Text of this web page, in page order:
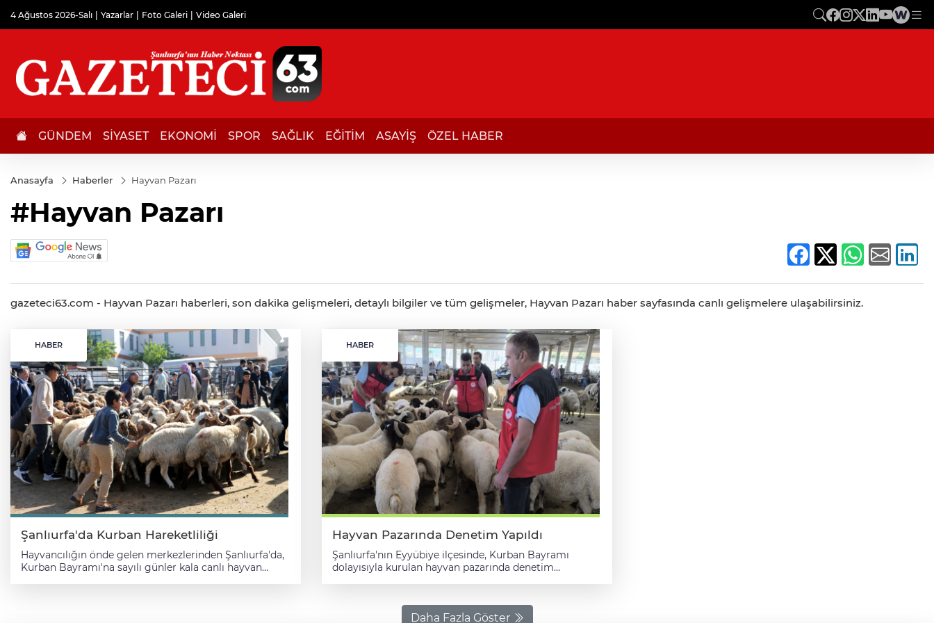
4 Ağustos 2026-Salı Yazarlar Foto Galeri Video Galeri
GÜNDEM SİYASET EKONOMİ SPOR SAĞLIK EĞİTİM ASAYİŞ ÖZEL HABER
Anasayfa Haberler Hayvan Pazarı
#Hayvan Pazarı
gazeteci63.com - Hayvan Pazarı haberleri, son dakika gelişmeleri, detaylı bilgiler ve tüm gelişmeler, Hayvan Pazarı haber sayfasında canlı gelişmelere ulaşabilirsiniz.
HABER
Şanlıurfa'da Kurban Hareketliliği
Hayvancılığın önde gelen merkezlerinden Şanlıurfa'da,
Kurban Bayramı'na sayılı günler kala canlı hayvan
HABER
Hayvan Pazarında Denetim Yapıldı
Şanlıurfa'nın Eyyübiye ilçesinde, Kurban Bayramı
dolayısıyla kurulan hayvan pazarında denetim
denetim gerçekleştirdi, kurban satış noktalarında
veteriner hekimler, hayvanların sağlık durumunu ve
Daha Fazla Göster